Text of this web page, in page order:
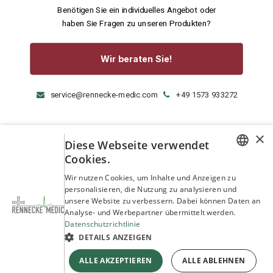
Benötigen Sie ein individuelles Angebot oder
haben Sie Fragen zu unseren Produkten?
Wir beraten Sie!
service@rennecke-medic.com +49 1573 933272
ENGLISH
×
Diese Webseite verwendet
Cookies.
Wir nutzen Cookies, um Inhalte und Anzeigen zu
personalisieren, die Nutzung zu analysieren und
unsere Website zu verbessern. Dabei können Daten an
Analyse- und Werbepartner übermittelt werden.
Datenschutzrichtlinie
DETAILS ANZEIGEN
ALLE AKZEPTIEREN ALLE ABLEHNEN